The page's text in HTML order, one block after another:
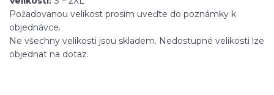
Požadovanou velikost prosím uveďte do poznámky k
objednávce.
Ne všechny velikosti jsou skladem. Nedostupné velikosti lze
objednat na dotaz.